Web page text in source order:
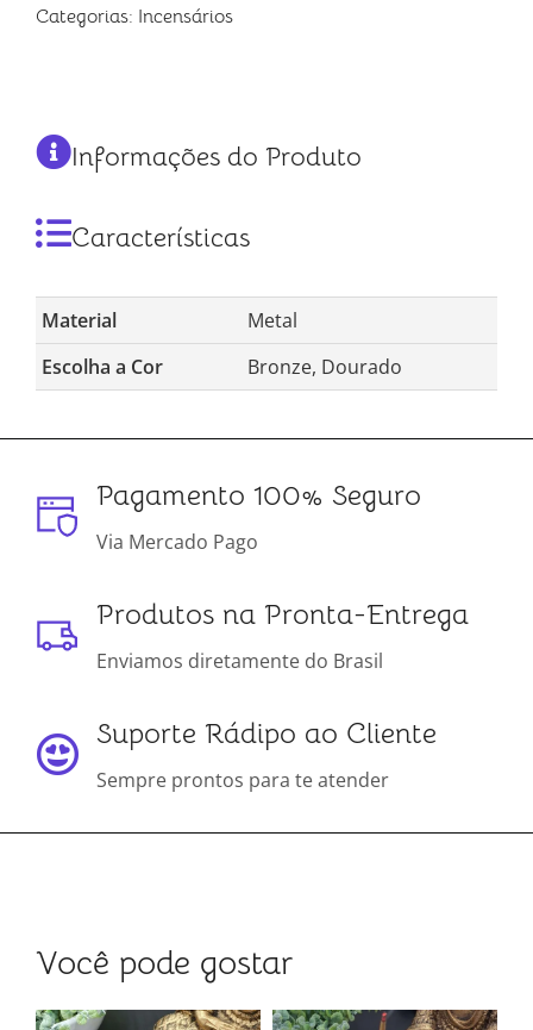
Categorias: Incensários
Informações do Produto
Características
Material
Metal
Escolha a Cor
Bronze, Dourado
Pagamento 100% Seguro
Via Mercado Pago
Produtos na Pronta-Entrega
Enviamos diretamente do Brasil
Suporte Rádipo ao Cliente
Sempre prontos para te atender
Você pode gostar